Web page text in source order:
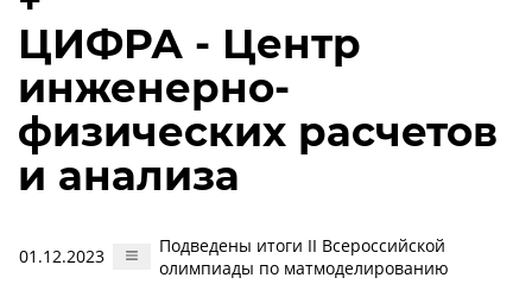
ЦИФРА - Центр
инженерно-
физических расчетов
и анализа
01.12.2023
Подведены итоги II Всероссийской
олимпиады по матмоделированию